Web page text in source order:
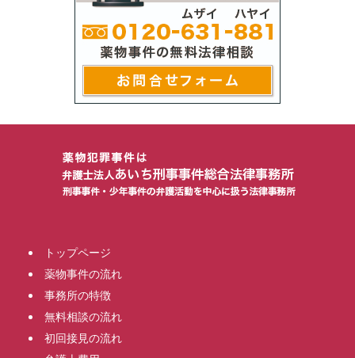
トップページ
薬物事件の流れ
事務所の特徴
無料相談の流れ
初回接見の流れ